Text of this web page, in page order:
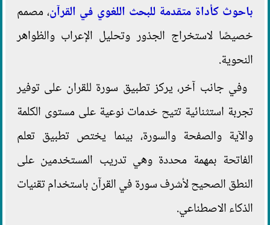
باحوث كأداة متقدمة للبحث اللغوي في القرآن، مصمم
خصيصًا لاستخراج الجذور وتحليل الإعراب والظواهر
النحوية.
وفي جانب آخر، يركز تطبيق سورة للقران على توفير
تجربة استثنائية تتيح خدمات نوعية على مستوى الكلمة
والآية والصفحة والسورة، بينما يختص تطبيق تعلم
الفاتحة بمهمة محددة وهي تدريب المستخدمين على
النطق الصحيح لأشرف سورة في القرآن باستخدام تقنيات
الذكاء الاصطناعي.